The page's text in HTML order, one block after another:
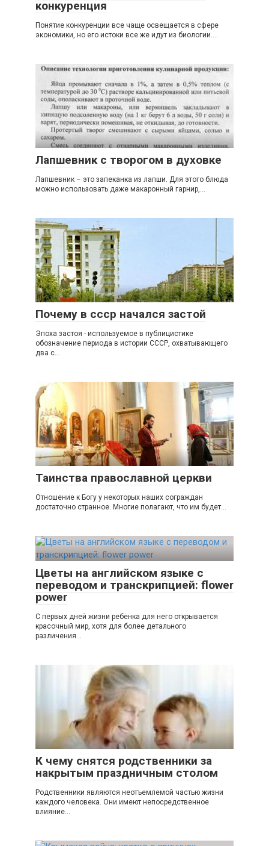
конкуренция
Понятие конкуренции все чаще освещается в сфере
экономики, но его истоки все же идут из биологии....
Лапшевник с творогом в духовке
Лапшевник – это запеканка из лапши. Для этого блюда
можно использовать даже макаронный гарнир,...
Почему в ссср начался застой
Эпоха застоя - используемое в публицистике
обозначение периода в истории СССР, охватывающего
два с...
Таинства православной церкви
Отношение к Богу у некоторых наших сограждан
достаточно странное. Многие полагают, что им будет...
Цветы на английском языке с
переводом и транскрипцией: flower
power
С первых дней жизни ребенка для него открывается
красочный мир, хотя для более детального
различения...
К чему снятся родственники за
накрытым праздничным столом
Родственники являются неотъемлемой частью жизни
каждого человека. Они имеют непосредственное
влияние...